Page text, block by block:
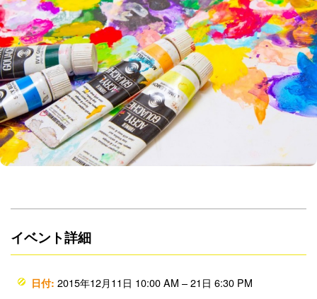
イベント詳細
日付: 2015年12月11日 10:00 AM –21日 6:30 PM